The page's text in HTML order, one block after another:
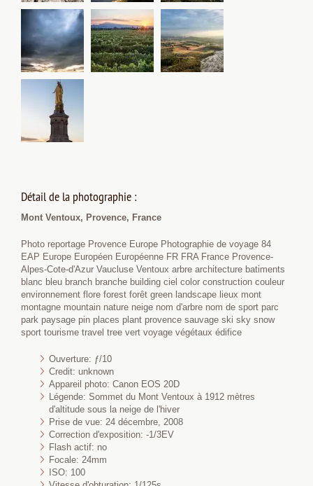
Détail de la photographie :
Mont Ventoux, Provence, France
Photo reportage Provence Europe Photographie de voyage 84
EAP Europe Européen Européenne FR FRA France Provence-
Alpes-Cote-d'Azur Vaucluse Ventoux arbre architecture batiments
blanc bleu branch branche building ciel color construction couleur
environnement flore forest forêt green landscape lieux mont
montagne mountain nature neige nom d'arbre nom de sport parc
park paysage pin places plant provence sauvage ski sky snow
sport tourisme travel tree vert voyage végétaux édifice
Ouverture: ƒ/10
Credit: unknown
Appareil photo: Canon EOS 20D
Légende: Sommet du Mont Ventoux à 1912 mètres
d'altitude sous la neige de l'hiver
Prise de vue: 24 décembre, 2008
Correction d'exposition: -1/3EV
Flash actif: no
Focale: 24mm
ISO: 100